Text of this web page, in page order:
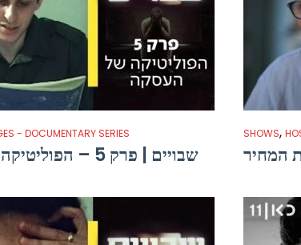
- DOCUMENTARY SERIES
שבויים | פרק 5 – הפוליטיקה של העסקה
SHOWS,